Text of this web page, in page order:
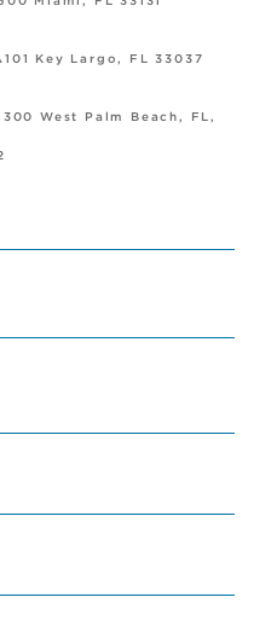
Key Largo, FL 33037
West Palm Beach, FL,